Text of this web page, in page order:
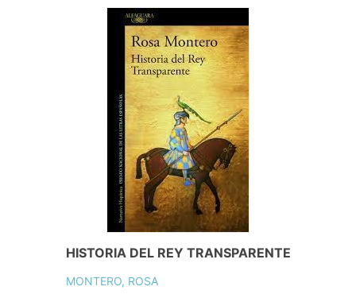
HISTORIA DEL REY TRANSPARENTE
MONTERO, ROSA